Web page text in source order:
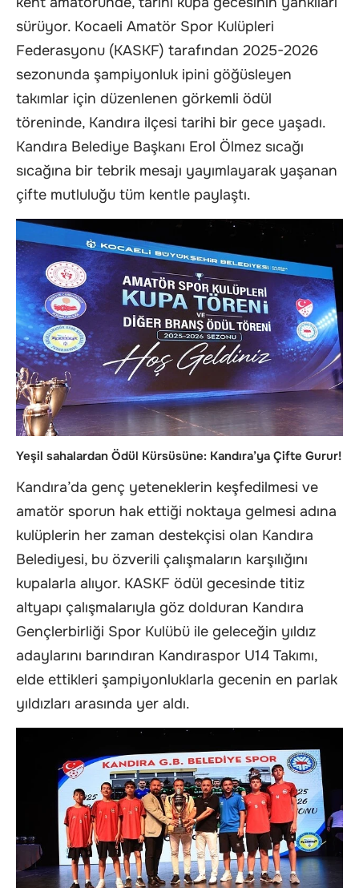
sürüyor. Kocaeli Amatör Spor Kulüpleri
Federasyonu (KASKF) tarafından 2025-2026
sezonunda şampiyonluk ipini göğüsleyen
takımlar için düzenlenen görkemli ödül
töreninde, Kandıra ilçesi tarihi bir gece yaşadı.
Kandıra Belediye Başkanı Erol Ölmez sıcağı
sıcağına bir tebrik mesajı yayımlayarak yaşanan
çifte mutluluğu tüm kentle paylaştı.
Yeşil sahalardan Ödül Kürsüsüne: Kandıra’ya Çifte Gurur!
Kandıra’da genç yeteneklerin keşfedilmesi ve
amatör sporun hak ettiği noktaya gelmesi adına
kulüplerin her zaman destekçisi olan Kandıra
Belediyesi, bu özverili çalışmaların karşılığını
kupalarla alıyor. KASKF ödül gecesinde titiz
altyapı çalışmalarıyla göz dolduran Kandıra
Gençlerbirliği Spor Kulübü ile geleceğin yıldız
adaylarını barındıran Kandıraspor U14 Takımı,
elde ettikleri şampiyonluklarla gecenin en parlak
yıldızları arasında yer aldı.